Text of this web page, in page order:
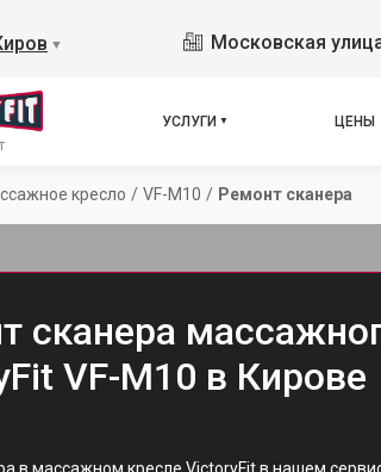
▼ Московская
УСЛУГИ ЦЕНЫ
кресло / VF-M10 / Ремонт сканера
сканера
VF-M10 в Кирове